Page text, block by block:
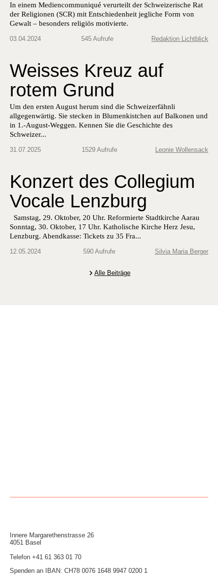
In einem Mediencommuniqué verurteilt der Schweizerische Rat
der Religionen (SCR) mit Entschiedenheit jegliche Form von
Gewalt – besonders religiös motivierte.
03.04.2024 545 Aufrufe Redaktion Lichtblick
Weisses Kreuz ​auf
rotem Grund
Um den ersten August herum sind die Schweizerfähnli ​
allgegenwärtig. Sie stecken in Blumenkistchen auf Balkonen und
in 1.-August-Weggen. Kennen Sie die Geschichte des
Schweizer...
31.07.2025 1529 Aufrufe Leonie Wollensack
Konzert des Collegium
Vocale Lenzburg
Sam­stag, 29. Okto­ber, 20 Uhr. Reformierte Stadtkirche Aarau
Son­ntag, 30. Okto­ber, 17 Uhr. Katholis­che Kirche Herz Jesu,
Lenzburg. Abend­kasse: Tick­ets zu 35 Fra...
12.05.2024 590 Aufrufe Silvia Maria Berger
Alle Beiträge
Innere Mar­garethen­strasse 26
4051 Basel
Telefon +41 61 363 01 70
Spenden an IBAN: CH78 0076 1648 9947 0200 1